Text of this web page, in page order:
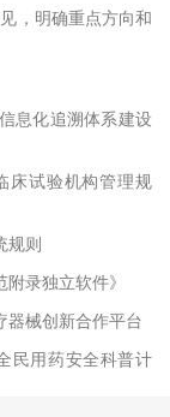
，明确重点方向和
息化追溯体系建设
床试验机构管理规
规则
录独立软件》
器械创新合作平台
民用药安全科普计